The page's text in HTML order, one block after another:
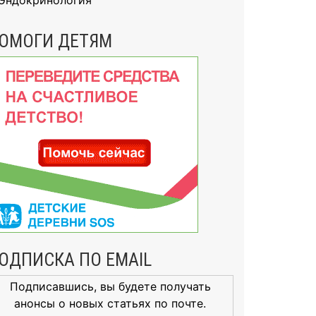
ДЕТЯМ
ПО EMAIL
Подписавшись, вы будете получать
анонсы о новых статьях по почте.